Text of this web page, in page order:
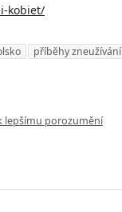
kobiet/
příběhy zneužívání
lepšímu porozumění